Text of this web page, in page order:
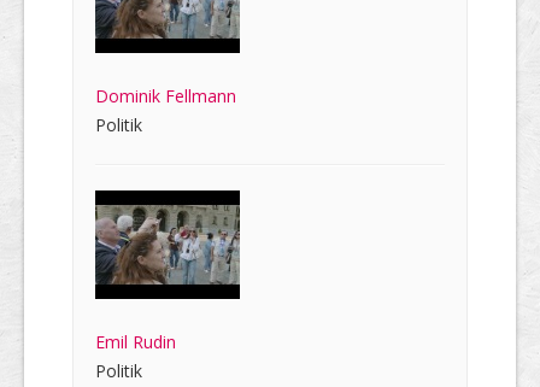
Dominik Fellmann
Politik
Emil Rudin
Politik